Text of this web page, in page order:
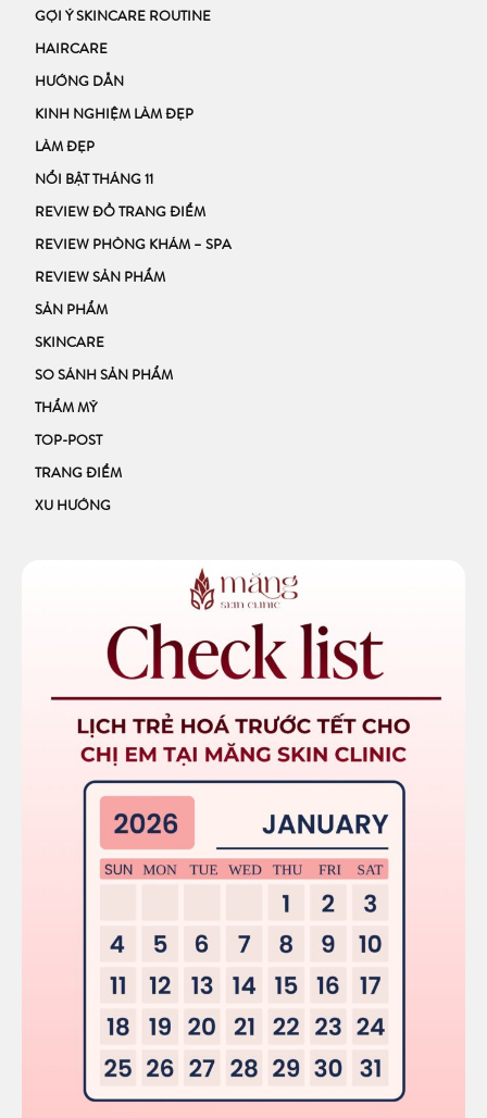
GỢI Ý SKINCARE ROUTINE
HAIRCARE
HƯỚNG DẪN
KINH NGHIỆM LÀM ĐẸP
LÀM ĐẸP
NỔI BẬT THÁNG 11
REVIEW ĐỒ TRANG ĐIỂM
REVIEW PHÒNG KHÁM – SPA
REVIEW SẢN PHẨM
SẢN PHẨM
SKINCARE
SO SÁNH SẢN PHẨM
THẨM MỸ
TOP-POST
TRANG ĐIỂM
XU HƯỚNG